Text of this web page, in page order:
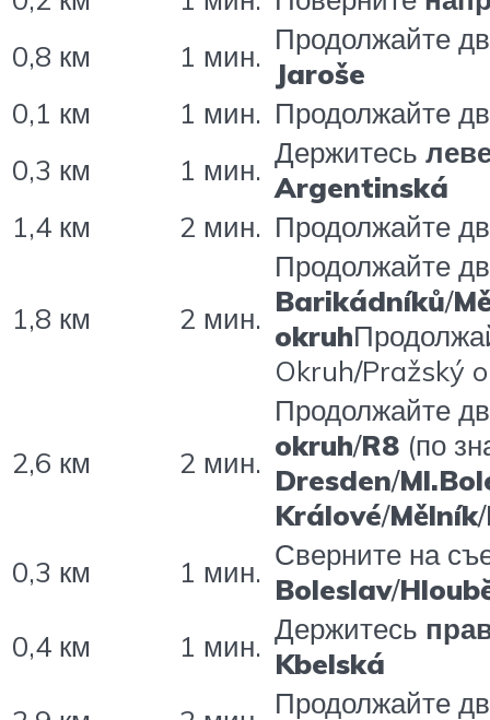
0,8 км
1 мин. Продолжайте
Jaroše
0,1 км
1 мин. Продолжайте
0,3 км
1 мин. Держитесь
Argentinská
1,4 км
2 мин. Продолжайте
1,8 км 2 мин.
Продолжайте
Barikádníků/
okruh
Okruh/Pražský
2,6 км 2 мин.
Продолжайте
okruh/R8 (по
Dresden/
Králové/Mělník/
0,3 км
1 мин. Сверните на
Boleslav/
0,4 км
1 мин. Держитесь
Kbelská
Продолжайте